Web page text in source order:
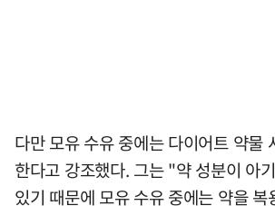
다만 모유 수유 중에는 다이어트 약물
한다고 강조했다. 그는 "약 성분이 아
있기 때문에 모유 수유 중에는 약을 복